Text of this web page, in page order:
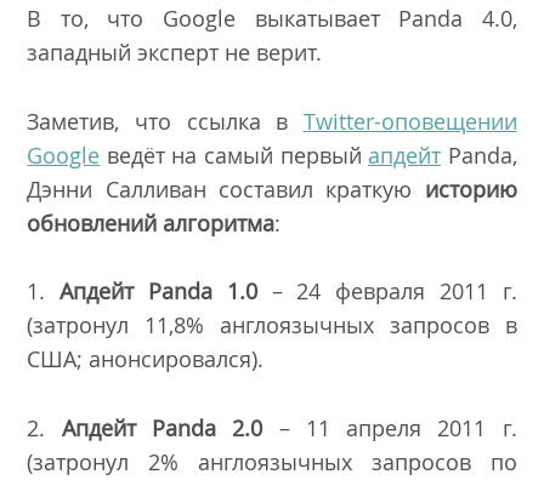
В то, что Google выкатывает Panda 4.0,
западный эксперт не верит.
Заметив, что ссылка в Twitter-оповещении
Google ведёт на самый первый апдейт Panda,
Дэнни Салливан составил краткую историю
обновлений алгоритма:
1.Апдейт Panda1.0– 24 февраля 2011 г.
(затронул 11,8% англоязычных запросов в
США; анонсировался).
2. Апдейт Panda2.0 – 11 апреля 2011 г.
(затронул 2% англоязычных запросов по